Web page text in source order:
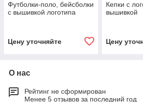
Футболки-поло, бейсболки
с вышивкой логотипа
Цену уточняйте
Кепки с
вышивкой
Цену
О нас
Рейтинг не сформирован
Менее 5 отзывов за последний год